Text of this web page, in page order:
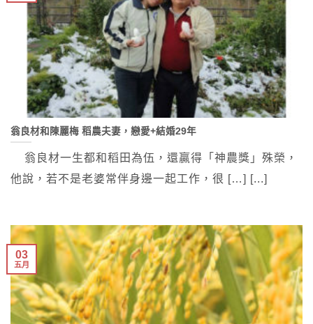
翁良材和陳麗梅 稻農夫妻，戀愛+結婚29年
翁良材一生都和稻田為伍，還贏得「神農獎」殊榮，
他說，若不是老婆常伴身邊一起工作，很 […] [...]
03
五月